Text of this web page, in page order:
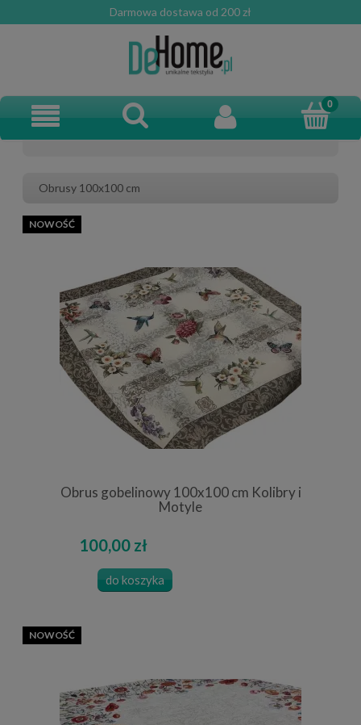
Darmowa dostawa od 200 zł
Obrusy 100x100 cm
Obrus gobelinowy 100x100 cm Kolibry i
Motyle
100,00 zł
do koszyka
NOWOŚĆ
NOWOŚĆ